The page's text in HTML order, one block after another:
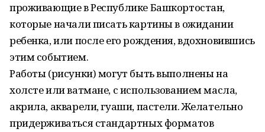
проживающие в Республике Башкортостан,
которые начали писать картины в ожидании
ребенка, или после его рождения, вдохновившись
этим событием.
Работы (рисунки) могут быть выполнены на
холсте или ватмане, с использованием масла,
акрила, акварели, гуаши, пастели. Желательно
придерживаться стандартных форматов